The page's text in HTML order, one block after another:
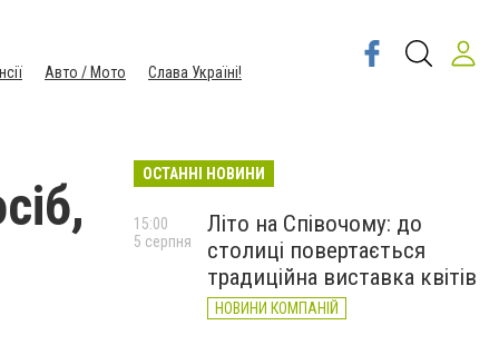
Авто / Мото Слава Україні!
ОСТАННІ НОВИНИ
Літо на Співочому: до
столиці повертається
традиційна виставка квітів
НОВИНИ КОМПАНІЙ
15:00
5 серпня